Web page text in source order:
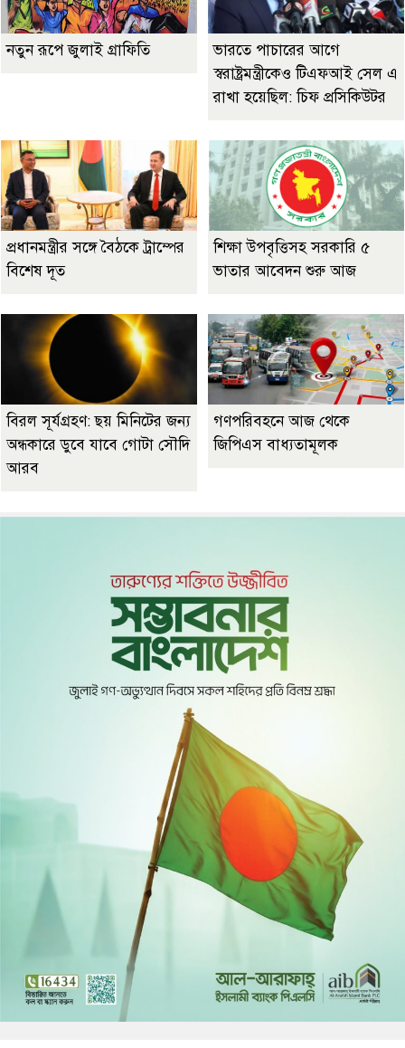
নতুন রূপে জুলাই গ্রাফিতি
ভারতে পাচারের আগে
স্বরাষ্ট্রমন্ত্রীকেও টিএফআই সেল এ
রাখা হয়েছিল: চিফ প্রসিকিউটর
প্রধানমন্ত্রীর সঙ্গে বৈঠকে ট্রাম্পের
বিশেষ দূত
শিক্ষা উপবৃত্তিসহ সরকারি ৫
ভাতার আবেদন শুরু আজ
বিরল সূর্যগ্রহণ: ছয় মিনিটের জন্য
অন্ধকারে ডুবে যাবে গোটা সৌদি
আরব
গণপরিবহনে আজ থেকে
জিপিএস বাধ্যতামূলক